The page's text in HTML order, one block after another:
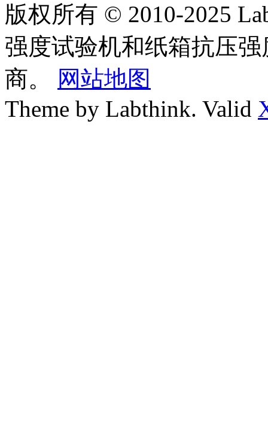
版权所有 © 2010-2025
强度试验机和纸箱抗压
商。
网站地图
Theme by Labthink. Valid